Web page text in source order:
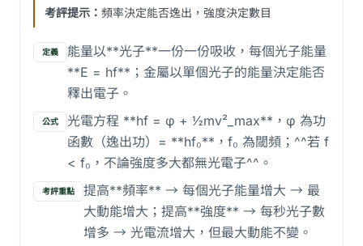
考評提示： 頻率決定能否逸出，強度決定數目
定義
能量以**光子**一份一份吸收，每個光子能量
**E = hf**；金屬以單個光子的能量決定能否
釋出電子。
公式
光電方程 **hf = φ + ½mv²_max**，φ 為功
函數（逸出功）= **hf₀**，f₀ 為閾頻；^^若 f
< f₀，不論強度多大都無光電子^^。
考評重點
提高**頻率** → 每個光子能量增大 → 最
大動能增大；提高**強度** → 每秒光子數
增多 → 光電流增大，但最大動能不變。